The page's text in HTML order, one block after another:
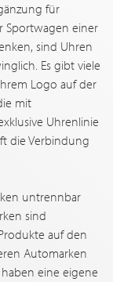
für
Sportwagen einer
sind Uhren
Es gibt viele
Logo auf der
mit
Uhrenlinie
die Verbindung
untrennbar
sind
auf den
Automarken
haben eine eigene